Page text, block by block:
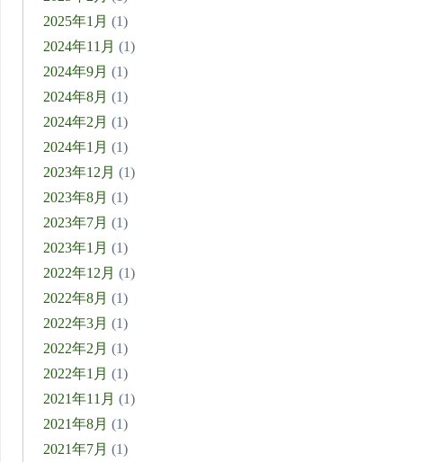
2025年1月 (1)
2024年11月 (1)
2024年9月 (1)
2024年8月 (1)
2024年2月 (1)
2024年1月 (1)
2023年12月 (1)
2023年8月 (1)
2023年7月 (1)
2023年1月 (1)
2022年12月 (1)
2022年8月 (1)
2022年3月 (1)
2022年2月 (1)
2022年1月 (1)
2021年11月 (1)
2021年8月 (1)
2021年7月 (1)